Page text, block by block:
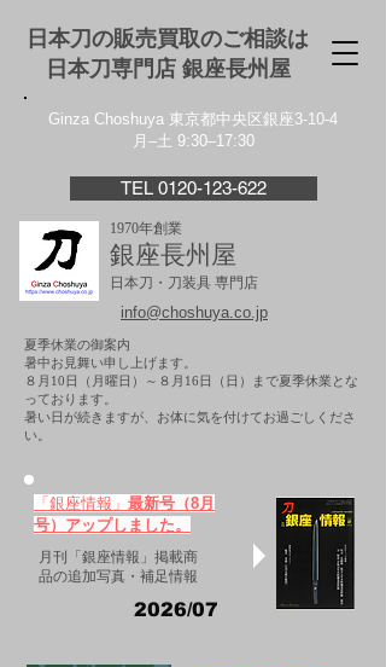
日本刀の販売買取のご相談は
日本刀専門店 銀座⻑州屋
Ginza Choshuya 東京都中央区銀座3-10-4
月–土 9:30–17:30
TEL 0120-123-622
1970年創業
銀座長州屋
日本刀・刀装具 専門店
info@choshuya.co.jp
夏季休業の御案内
暑中お見舞い申し上げます。
８月10日（月曜日）～８月16日（日）まで夏季休業とな
っております。
​暑い日が続きますが、お体に気を付けてお過ごしくださ
い。
「銀座情報」 最新号（8月
号）アップしました。
月刊「銀座情報」掲載商
品の追加写真・補足情報
2026/07